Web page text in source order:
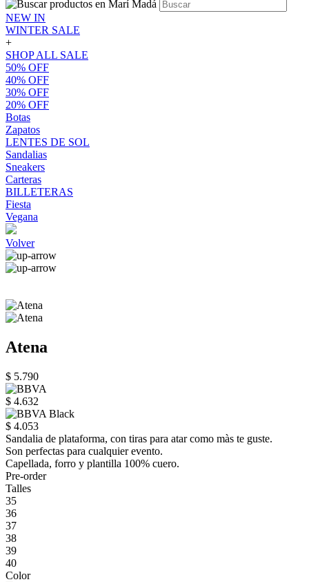
NEW IN
WINTER SALE
+
SHOP ALL SALE
50% OFF
40% OFF
30% OFF
20% OFF
Botas
Zapatos
LENTES DE SOL
Sandalias
Sneakers
Carteras
BILLETERAS
Fiesta
Vegana
Volver
Atena
$ 5.790
$ 4.632
$ 4.053
Sandalia de plataforma, con tiras para atar como màs te guste.
Son perfectas para cualquier evento.
Capellada, forro y plantilla 100% cuero.
Pre-order
Talles
35
36
37
38
39
40
Color